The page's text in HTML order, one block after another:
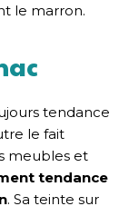
le marron.
tendance
le fait
meubles et
tendance
. Sa teinte sur